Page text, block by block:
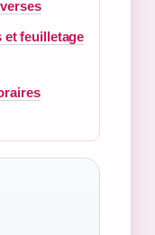
et feuilletage